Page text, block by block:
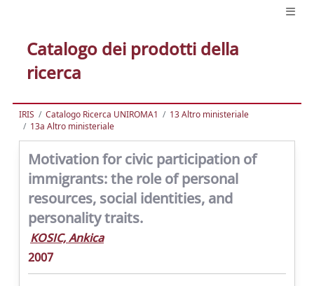
Catalogo dei prodotti della
ricerca
IRIS Catalogo Ricerca UNIROMA1
13 Altro ministeriale
13a Altro ministeriale
Motivation for civic participation of
immigrants: the role of personal
resources, social identities, and
personality traits.
KOSIC, Ankica
2007